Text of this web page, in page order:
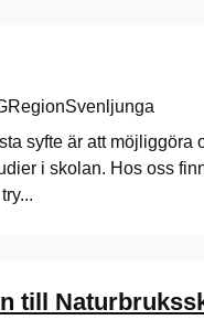
syfte är att
i skolan. Hos oss
till